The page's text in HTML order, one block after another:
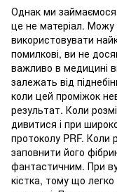
Однак ми займаємося
це не матеріал.
використовувати
помилкові, ви не
важливо в медицині
залежать від
коли цей проміжок
результат. Коли
дивитися і при
протоколу PRF. Коли
заповнити його
фантастичним. При
кістка, тому що